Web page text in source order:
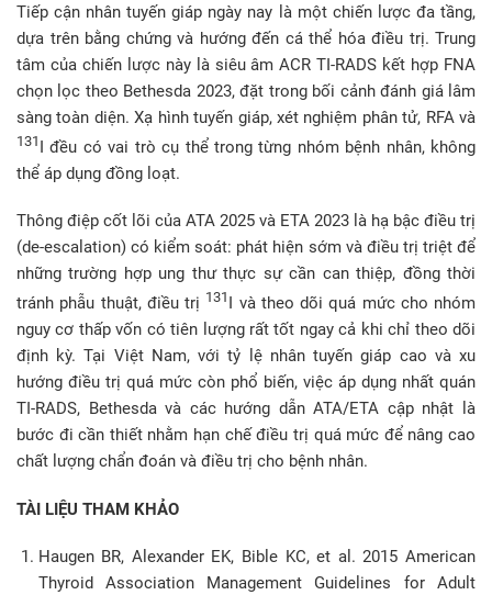
Tiếp cận nhân tuyến giáp ngày nay là một chiến lược đa tầng,
dựa trên bằng chứng và hướng đến cá thể hóa điều trị. Trung
tâm của chiến lược này là siêu âm ACR TI-RADS kết hợp FNA
chọn lọc theo Bethesda 2023, đặt trong bối cảnh đánh giá lâm
sàng toàn diện. Xạ hình tuyến giáp, xét nghiệm phân tử, RFA và
131 I đều có vai trò cụ thể trong từng nhóm bệnh nhân, không
thể áp dụng đồng loạt.
Thông điệp cốt lõi của ATA 2025 và ETA 2023 là hạ bậc điều trị
(de-escalation) có kiểm soát: phát hiện sớm và điều trị triệt để
những trường hợp ung thư thực sự cần can thiệp, đồng thời
tránh phẫu thuật, điều trị 131 I và theo dõi quá mức cho nhóm
nguy cơ thấp vốn có tiên lượng rất tốt ngay cả khi chỉ theo dõi
định kỳ. Tại Việt Nam, với tỷ lệ nhân tuyến giáp cao và xu
hướng điều trị quá mức còn phổ biến, việc áp dụng nhất quán
TI-RADS, Bethesda và các hướng dẫn ATA/ETA cập nhật là
bước đi cần thiết nhằm hạn chế điều trị quá mức để nâng cao
chất lượng chẩn đoán và điều trị cho bệnh nhân.
TÀI LIỆU THAM KHẢO
Haugen BR, Alexander EK, Bible KC, et al. 2015 American
Thyroid Association Management Guidelines for Adult